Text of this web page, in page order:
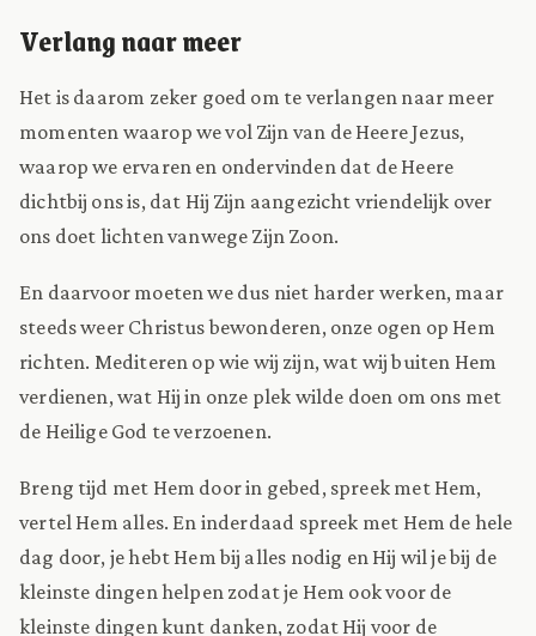
Verlang naar meer
Het is daarom zeker goed om te verlangen naar meer
momenten waarop we vol Zijn van de Heere Jezus,
waarop we ervaren en ondervinden dat de Heere
dichtbij ons is, dat Hij Zijn aangezicht vriendelijk over
ons doet lichten vanwege Zijn Zoon.
En daarvoor moeten we dus niet harder werken, maar
steeds weer Christus bewonderen, onze ogen op Hem
richten. Mediteren op wie wij zijn, wat wij buiten Hem
verdienen, wat Hij in onze plek wilde doen om ons met
de Heilige God te verzoenen.
Breng tijd met Hem door in gebed, spreek met Hem,
vertel Hem alles. En inderdaad spreek met Hem de hele
dag door, je hebt Hem bij alles nodig en Hij wil je bij de
kleinste dingen helpen zodat je Hem ook voor de
kleinste dingen kunt danken, zodat Hij voor de